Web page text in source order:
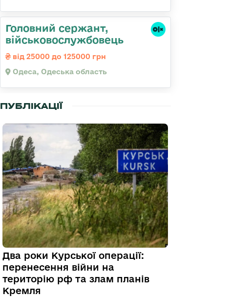
Головний сержант,
військовослужбовець
від 25000 до 125000 грн
Одеса, Одеська область
ПУБЛІКАЦІЇ
Два роки Курської операції:
перенесення війни на
територію рф та злам планів
Кремля